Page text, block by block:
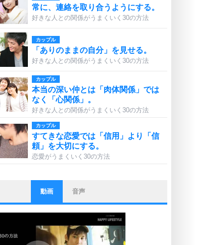
常に、連絡を取り合うようにする。
好きな人との関係がうまくいく30の方法
カップル
「ありのままの自分」を見せる。
好きな人との関係がうまくいく30の方法
カップル
本当の深い仲とは「肉体関係」では
なく「心関係」。
好きな人との関係がうまくいく30の方法
カップル
すてきな恋愛では「信用」より「信
頼」を大切にする。
恋愛がうまくいく30の方法
ストレス対策
他人と比べない。
いっそのこと、他人を見ない。
いらいらしない人になる30の方法
プラス思考
動画 音声